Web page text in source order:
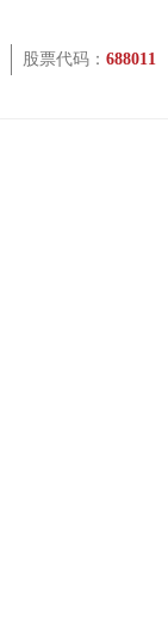
股票代码： 688011